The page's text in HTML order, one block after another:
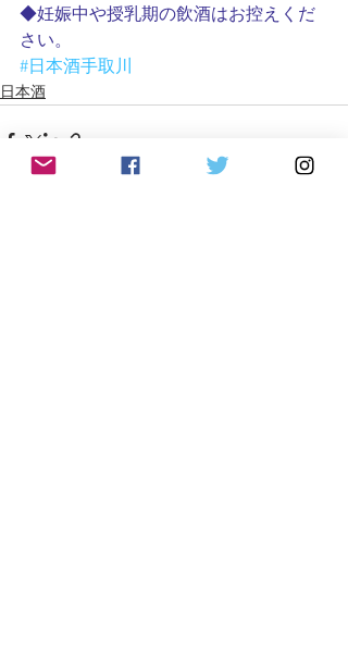
◆妊娠中や授乳期の飲酒はお控えくだ
さい。
#日本酒手取川
日本酒